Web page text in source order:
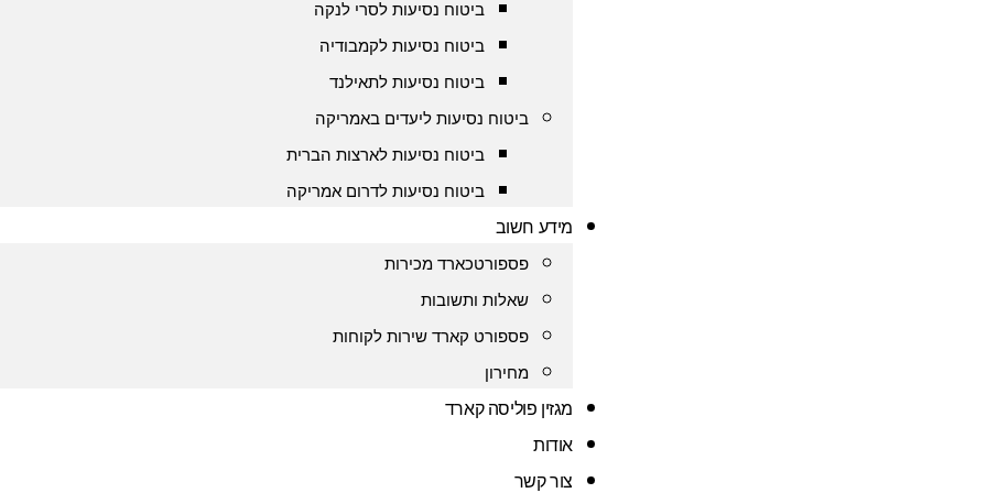
ביטוח נסיעות לסרי לנקה
ביטוח נסיעות לקמבודיה
ביטוח נסיעות לתאילנד
ביטוח נסיעות ליעדים באמריקה
ביטוח נסיעות לארצות הברית
ביטוח נסיעות לדרום אמריקה
מידע חשוב
פספורטכארד מכירות
שאלות ותשובות
פספורט קארד שירות לקוחות
מחירון
מגזין פוליסה קארד
אודות
צור קשר